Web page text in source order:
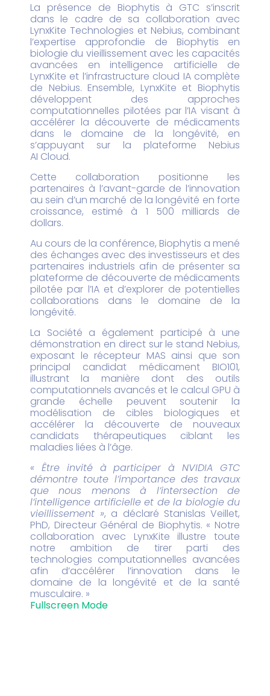
La présence de Biophytis à GTC s’inscrit
dans le cadre de sa collaboration avec
LynxKite Technologies et Nebius, combinant
l’expertise approfondie de Biophytis en
biologie du vieillissement avec les capacités
avancées en intelligence artificielle de
LynxKite et l’infrastructure cloud IA complète
de Nebius. Ensemble, LynxKite et Biophytis
développent des approches
computationnelles pilotées par l’IA visant à
accélérer la découverte de médicaments
dans le domaine de la longévité, en
s’appuyant sur la plateforme Nebius
AI Cloud.
Cette collaboration positionne les
partenaires à l’avant-garde de l’innovation
au sein d’un marché de la longévité en forte
croissance, estimé à 1 500 milliards de
dollars.
Au cours de la conférence, Biophytis a mené
des échanges avec des investisseurs et des
partenaires industriels afin de présenter sa
plateforme de découverte de médicaments
pilotée par l’IA et d’explorer de potentielles
collaborations dans le domaine de la
longévité.
La Société a également participé à une
démonstration en direct sur le stand Nebius,
exposant le récepteur MAS ainsi que son
principal candidat médicament BIO101,
illustrant la manière dont des outils
computationnels avancés et le calcul GPU à
grande échelle peuvent soutenir la
modélisation de cibles biologiques et
accélérer la découverte de nouveaux
candidats thérapeutiques ciblant les
maladies liées à l’âge.
« Être invité à participer à NVIDIA GTC
démontre toute l’importance des travaux
que nous menons à l’intersection de
l’intelligence artificielle et de la biologie du
vieillissement », a déclaré Stanislas Veillet,
PhD, Directeur Général de Biophytis. « Notre
collaboration avec LynxKite illustre toute
notre ambition de tirer parti des
technologies computationnelles avancées
afin d’accélérer l’innovation dans le
domaine de la longévité et de la santé
musculaire. »
Fullscreen Mode